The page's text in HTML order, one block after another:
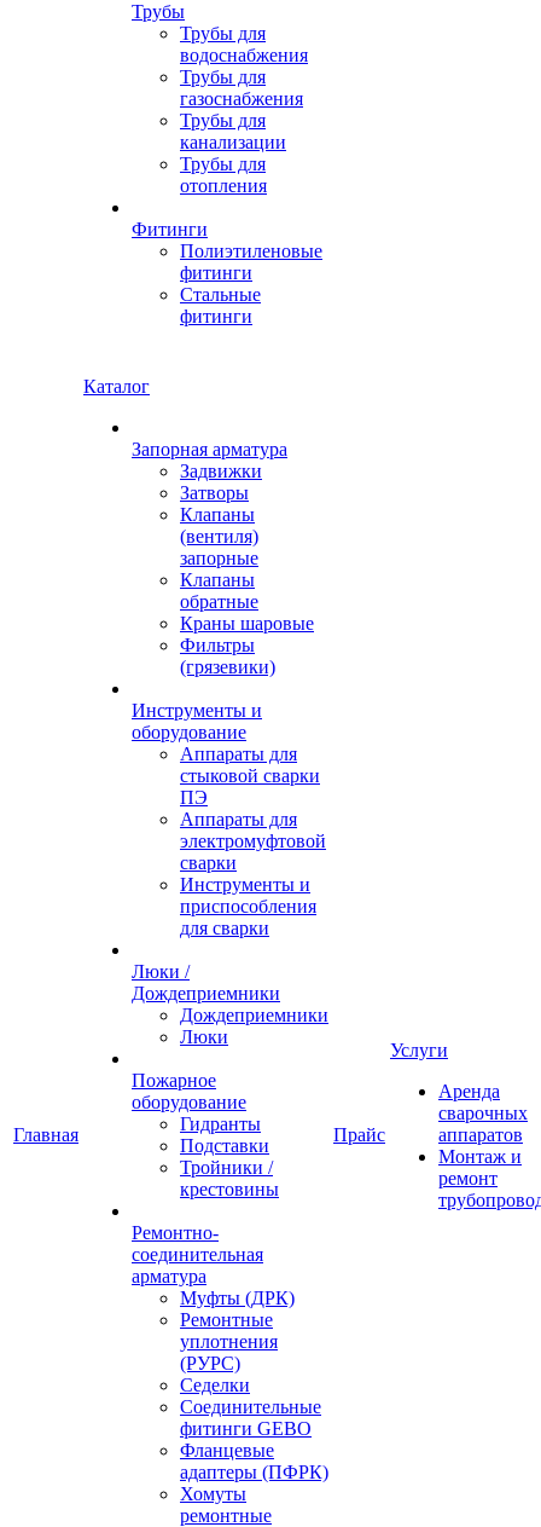
Трубы
Трубы для
водоснабжения
Трубы для
газоснабжения
Трубы для
канализации
Трубы для
отопления
Фитинги
Полиэтиленовые
фитинги
Стальные
фитинги
Главная
Каталог
Запорная арматура
Задвижки
Затворы
Клапаны
(вентиля)
запорные
Клапаны
обратные
Краны шаровые
Фильтры
(грязевики)
Инструменты и
оборудование
Аппараты для
стыковой сварки
ПЭ
Аппараты для
электромуфтовой
сварки
Инструменты и
приспособления
для сварки
Люки /
Дождеприемники
Дождеприемники
Люки
Пожарное
оборудование
Гидранты
Подставки
Тройники /
крестовины
Ремонтно-
соединительная
арматура
Муфты (ДРК)
Ремонтные
уплотнения
(РУРС)
Седелки
Соединительные
фитинги GEBO
Фланцевые
адаптеры (ПФРК)
Хомуты
ремонтные
Прайс
Услуги
Аренда
сварочных
аппаратов
Монтаж и
ремонт